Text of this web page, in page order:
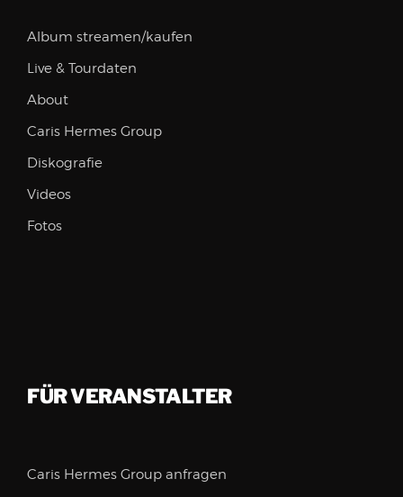
Album streamen/kaufen
Live & Tourdaten
About
Caris Hermes Group
Diskografie
Videos
Fotos
FÜR VERANSTALTER
Caris Hermes Group anfragen